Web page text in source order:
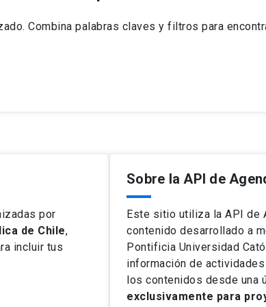
Combina palabras claves y filtros para
por
de Chile,
incluir tus
Sobre la API de
Este sitio utiliza la API de
contenido desarrollado a
Pontificia Universidad
información de
los contenidos desde una
exclusivamente para